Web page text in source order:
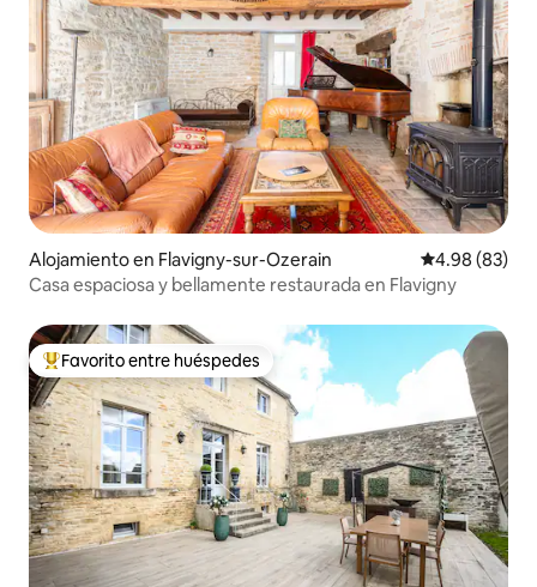
Alojamiento en Flavigny-sur-Ozerain Calificación
4.98 (83)
Casa espaciosa y bellamente restaurada en Flavigny
Favorito entre huéspedes preferido
Favorito entre huéspedes